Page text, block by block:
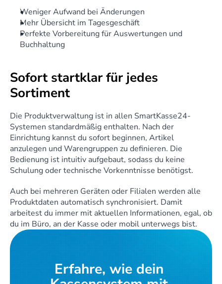
Weniger Aufwand bei Änderungen
Mehr Übersicht im Tagesgeschäft
Perfekte Vorbereitung für Auswertungen und
Buchhaltung
Sofort startklar für jedes
Sortiment
Die Produktverwaltung ist in allen SmartKasse24-
Systemen standardmäßig enthalten. Nach der
Einrichtung kannst du sofort beginnen, Artikel
anzulegen und Warengruppen zu definieren. Die
Bedienung ist intuitiv aufgebaut, sodass du keine
Schulung oder technische Vorkenntnisse benötigst.
Auch bei mehreren Geräten oder Filialen werden alle
Produktdaten automatisch synchronisiert. Damit
arbeitest du immer mit aktuellen Informationen, egal, ob
du im Büro, an der Kasse oder mobil unterwegs bist.
Erfahre, wie dein